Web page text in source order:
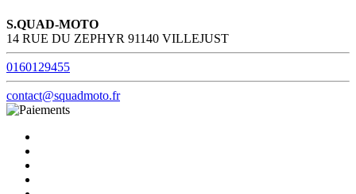
S.QUAD-MOTO
14 RUE DU ZEPHYR 91140 VILLEJUST
0160129455
contact@squadmoto.fr